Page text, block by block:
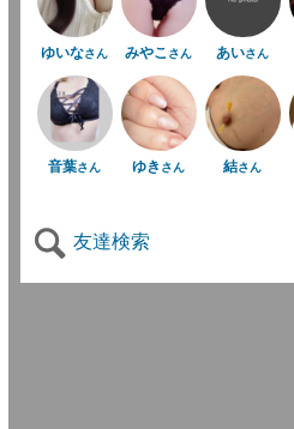
ゆいなさん みやこさん あいさん
音葉さん ゆき さん 結さん
友達検索